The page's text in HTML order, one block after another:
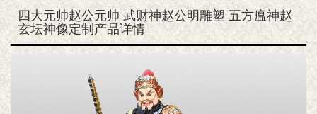
四大元帅赵公元帅 武财神赵公明雕塑 五方瘟神赵
玄坛神像定制产品详情